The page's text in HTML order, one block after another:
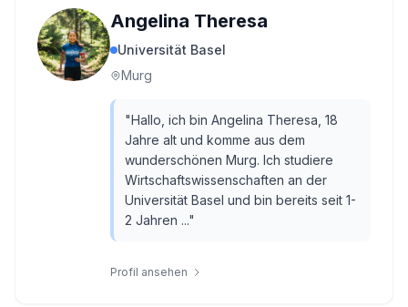
Angelina Theresa
Universität Basel
Murg
"Hallo, ich bin Angelina Theresa, 18
Jahre alt und komme aus dem
wunderschönen Murg. Ich studiere
Wirtschaftswissenschaften an der
Universität Basel und bin bereits seit 1-
2 Jahren ..."
Profil ansehen